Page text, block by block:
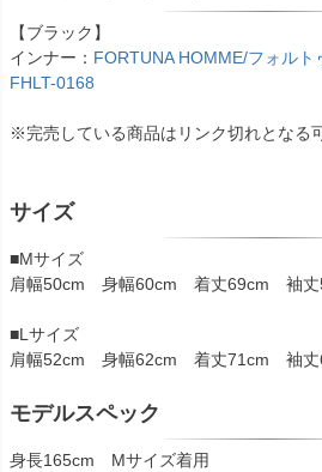
【ブラック】
インナー： FORTUNA HOMME/フォル
FHLT-0168
※完売している商品はリンク切れとなる
サイズ
■Mサイズ
肩幅50cm 身幅60cm 着丈69cm 袖丈
■Lサイズ
肩幅52cm 身幅62cm 着丈71cm 袖丈
モデルスペック
身長165cm Mサイズ着用